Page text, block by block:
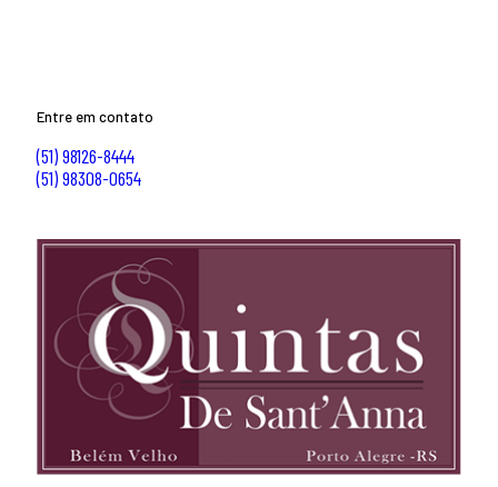
Entre em contato
(51) 98126-8444
(51) 98308-0654